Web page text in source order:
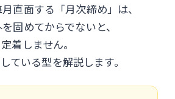
直面する「月次締め」は、
固めてからでないと、
着しません。
ている型を解説します。